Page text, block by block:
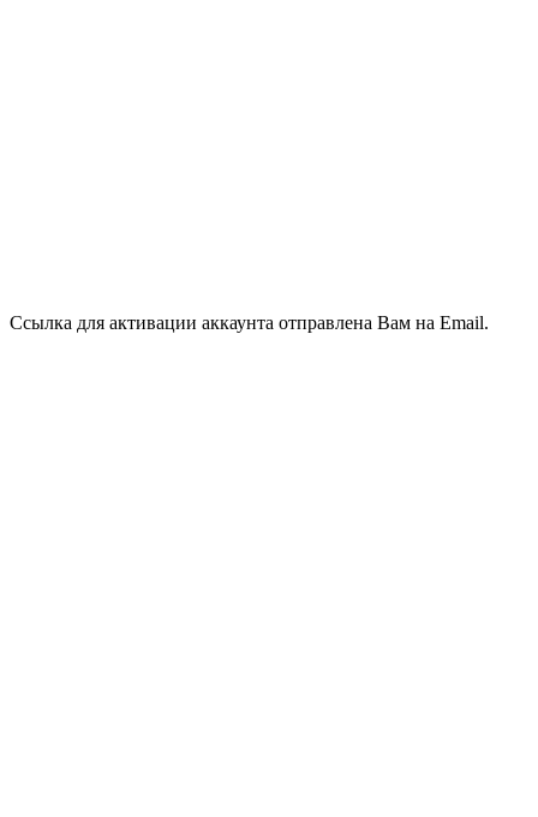
Ссылка для активации аккаунта отправлена Вам на Email.